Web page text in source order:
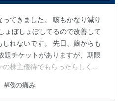
てきました。 咳もかなり減り
ょぼしょぼしてるので改善して
れないです。 先日、娘からも
題チケットがありますが、期限
株主優待でもらったらしく、
使えない。 なので、くれまし
うか？来週か再来週か、門司港
#喉の痛み